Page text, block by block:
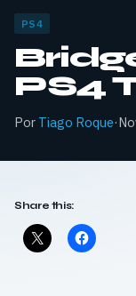
PS4
PS4
Por Tiago Roque·
Share this: